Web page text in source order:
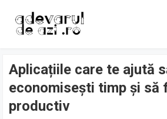
Aplicațiile care te ajută
economisești timp și să
productiv